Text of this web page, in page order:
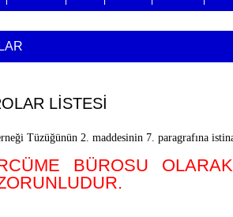
LİSTESİ
Tüzüğünün 2. maddesinin 7. paragrafına
BÜROSU